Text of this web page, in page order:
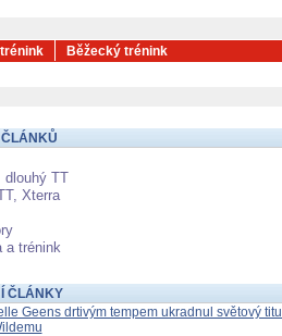
Běžecký trénink
dlouhý TT
Xterra
a trénink
ČLÁNKY
Geens drtivým tempem ukradnul světový titul